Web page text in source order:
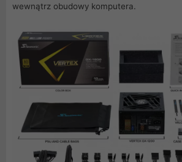
wewnątrz obudowy komputera.